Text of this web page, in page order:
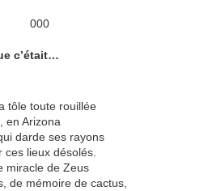
000
c’était…
tôle toute rouillée
en Arizona
darde ses rayons
lieux désolés.
miracle de Zeus
de mémoire de cactus,